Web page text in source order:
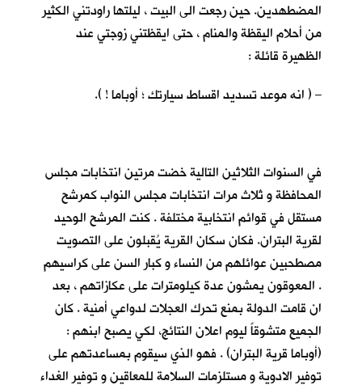
المضطهدين. حين رجعت الى البيت ، ليلتها راودتني الكثير
من أحلام اليقظة والمنام ، حتى ايقظتني زوجتي عند
الظهيرة قائلة :
– ( انه موعد تسديد اقساط سيارتك ؛ أوباما ! ).
في السنوات الثلاثين التالية خضت مرتين انتخابات مجلس
المحافظة و ثلاث مرات انتخابات مجلس النواب كمرشح
مستقل في قوائم انتخابية مختلفة . كنت المرشح الوحيد
لقرية البتران. فكان سكان القرية يُقبلون على التصويت
مصطحبين عوائلهم من النساء و كبار السن على كراسيهم
. المعوقون يمشون عدة كيلومترات على عكازاتهم ، بعد
ان قامت الدولة بمنع تحرك العجلات لدواعي أمنية . كان
الجميع متشوقاً ليوم اعلان النتائج، لكي يصبح ابنهم :
(أوباما قرية البتران) . فهو الذي سيقوم بمساعدتهم على
توفير الادوية و مستلزمات السلامة للمعاقين و توفير الغداء